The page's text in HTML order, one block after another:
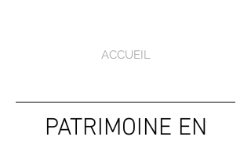
PATRIMOINE EN
ACCUEIL